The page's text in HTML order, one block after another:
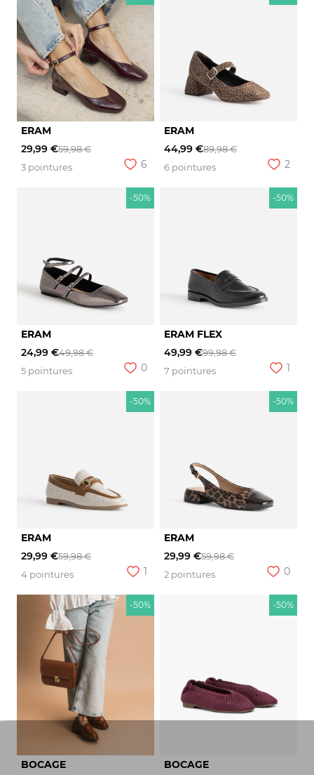
ERAM
29,99 €59,98 €
3 pointures
6
ERAM
44,99 €89,98 €
6 pointures
2
-50%
ERAM
24,99 €49,98 €
5 pointures
0
-50%
ERAM FLEX
49,99 €99,98 €
7 pointures
1
-50%
ERAM
29,99 €59,98 €
4 pointures
1
-50%
ERAM
29,99 €59,98 €
2 pointures
0
-50%
BOCAGE
-50%
BOCAGE